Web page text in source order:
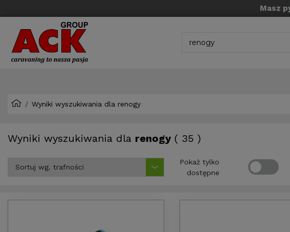
Masz
Wyniki wyszukiwania dla renogy
Wyniki wyszukiwania dla renogy( 35 )
Pokaż tylko
dostępne